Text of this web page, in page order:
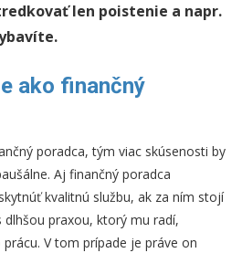
len poistenie a napr.
ako finančný
poradca, tým viac skúsenosti by
Aj finančný poradca
kvalitnú službu, ak za ním stojí
praxou, ktorý mu radí,
V tom prípade je práve on